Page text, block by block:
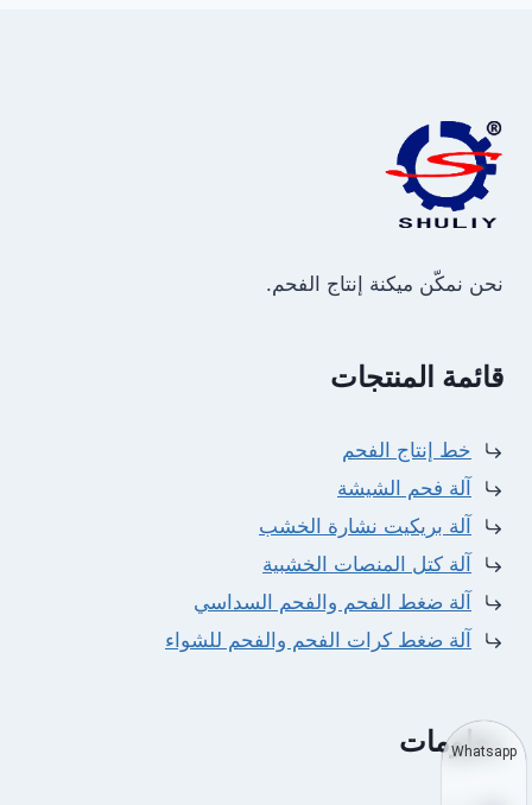
نحن نمكّن ميكنة إنتاج الفحم.
قائمة المنتجات
خط إنتاج الفحم
آلة فحم الشيشة
آلة بريكيت نشارة الخشب
آلة كتل المنصات الخشبية
آلة ضغط الفحم والفحم السداسي
آلة ضغط كرات الفحم والفحم للشواء
معلومات
Whatsapp